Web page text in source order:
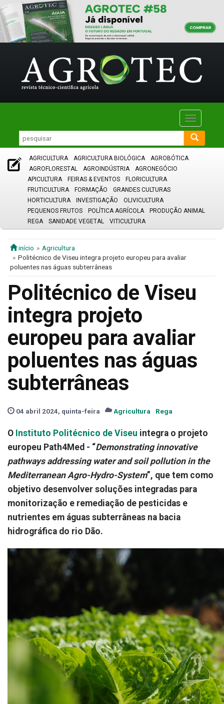
Toggle
AGRICULTURA AGRICULTURA BIOLÓGICA
AGROBÓTICA
AGROFLORESTAL
AGROINDÚSTRIA
AGRONEGÓCIO
APICULTURA
FEIRAS & EVENTOS
FLORICULTURA
FRUTICULTURA
FORMAÇÃO
GRANDES CULTURAS
HORTICULTURA
INVESTIGAÇÃO
OLIVICULTURA
PEQUENOS FRUTOS
POLÍTICA AGRÍCOLA
PRODUÇÃO ANIMAL
REGA
SANIDADE VEGETAL VITICULTURA
início
Agricultura
Politécnico de Viseu integra projeto europeu para avaliar
poluentes nas águas subterrâneas
Politécnico de Viseu
integra projeto
europeu para avaliar
poluentes nas águas
subterrâneas
04 abril 2024, quinta-feira Agricultura Rega
O Instituto Politécnico de Viseu integra o projeto
europeu Path4Med - “Demonstrating innovative
pathways addressing water and soil pollution in the
Mediterranean Agro-Hydro-System”, que tem como
objetivo desenvolver soluções integradas para
monitorização e remediação de pesticidas e
nutrientes em águas subterrâneas na bacia
hidrográfica do rio Dão.